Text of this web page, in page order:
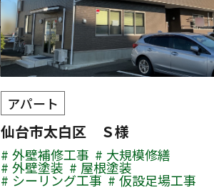
アパート
仙台市太白区 Ｓ様
外壁補修工事 大規模修繕
外壁塗装 屋根塗装
シーリング工事 仮設足場工事